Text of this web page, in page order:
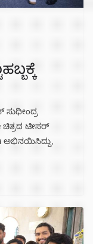
ಚಿತ್ರದ ಟೀಸರ್
ಅಭಿನಯಿಸಿದ್ದು,